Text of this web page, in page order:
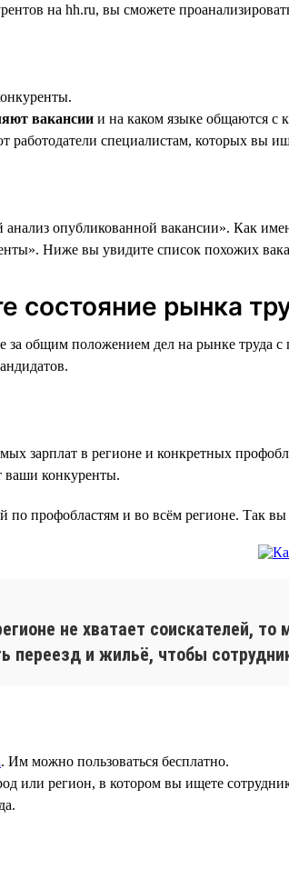
на hh.ru, вы сможете
вакансии и на каком языке общаются с
работодатели специалистам, которых вы
опубликованной вакансии». Как
Ниже вы увидите список похожих
состояние рынка
за общим положением дел на рынке труда
зарплат в регионе и конкретных
ваши конкуренты.
профобластям и во всём регионе. Так
не хватает соискателей,
переезд и жильё, чтобы
. Им можно пользоваться бесплатно.
или регион, в котором вы ищете